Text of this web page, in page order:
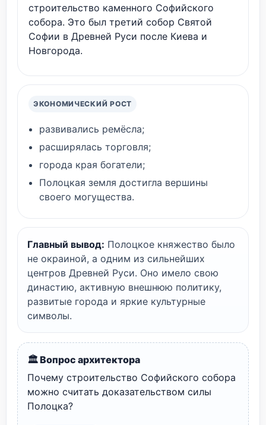
строительство каменного Софийского
собора. Это был третий собор Святой
Софии в Древней Руси после Киева и
Новгорода.
ЭКОНОМИЧЕСКИЙ РОСТ
развивались ремёсла;
расширялась торговля;
города края богатели;
Полоцкая земля достигла вершины
своего могущества.
Главный вывод: Полоцкое княжество было
не окраиной, а одним из сильнейших
центров Древней Руси. Оно имело свою
династию, активную внешнюю политику,
развитые города и яркие культурные
символы.
🏛️ Вопрос архитектора
Почему строительство Софийского собора
можно считать доказательством силы
Полоцка?